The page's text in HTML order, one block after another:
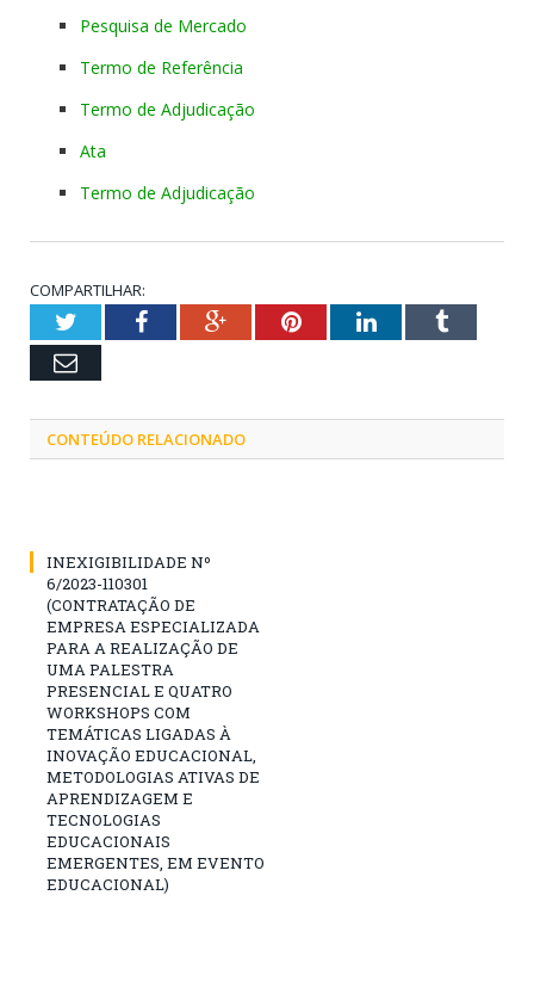
Pesquisa de Mercado
Termo de Referência
Termo de Adjudicação
Ata
Termo de Adjudicação
COMPARTILHAR:
TwitterFacebookGoogle+PinterestLinkedInTumblr
Email
CONTEÚDO RELACIONADO
INEXIGIBILIDADE Nº
6/2023-110301
(CONTRATAÇÃO DE
EMPRESA ESPECIALIZADA
PARA A REALIZAÇÃO DE
UMA PALESTRA
PRESENCIAL E QUATRO
WORKSHOPS COM
TEMÁTICAS LIGADAS À
INOVAÇÃO EDUCACIONAL,
METODOLOGIAS ATIVAS DE
APRENDIZAGEM E
TECNOLOGIAS
EDUCACIONAIS
EMERGENTES, EM EVENTO
EDUCACIONAL)